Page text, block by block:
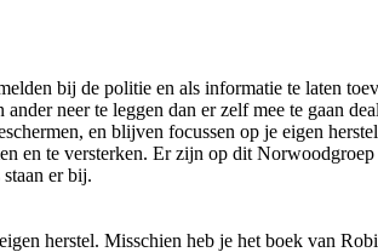
bij de politie en als informatie te laten
neer te leggen dan er zelf mee te gaan
en blijven focussen op je eigen
en te versterken. Er zijn op dit
er bij.
herstel. Misschien heb je het boek van